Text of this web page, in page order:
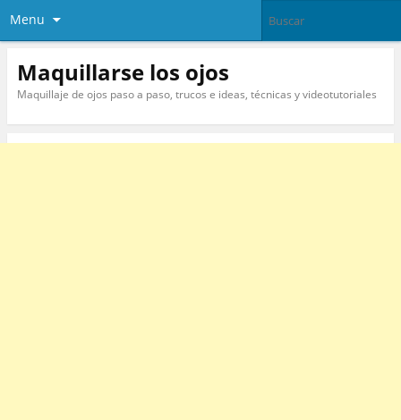
Menu
Maquillarse los ojos
Maquillaje de ojos paso a paso, trucos e ideas, técnicas y videotutoriales